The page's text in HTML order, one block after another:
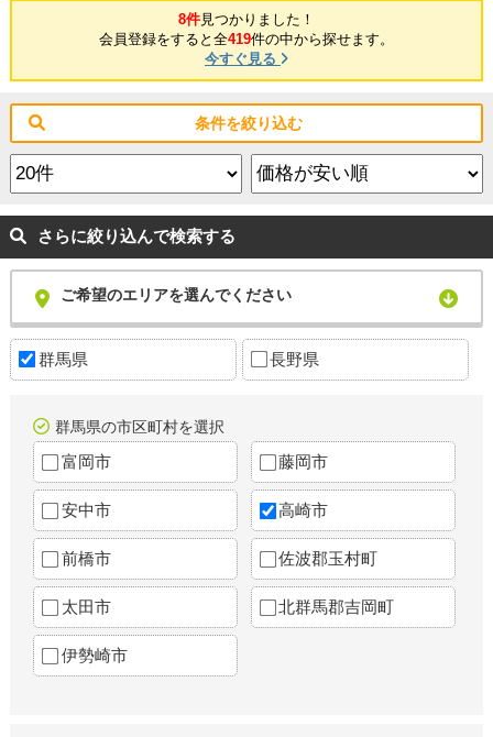
8件見つかりました！
会員登録をすると全419件の中から探せます。
今すぐ見る
条件を絞り込む
さらに絞り込んで検索する
ご希望のエリアを選んでください
群馬県 長野県
群馬県の市区町村を選択
富岡市 藤岡市
安中市 高崎市
前橋市 佐波郡玉村町
太田市 北群馬郡吉岡町
伊勢崎市